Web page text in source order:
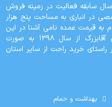
آقابزرگ با بیش از 20 سال سابقه فعالیت در زمینه فروش
در انباری به مساحت پنج هزار
قیمت عمده نامی آشنا در این
عرصه میباشد. فروشگاه اینترنتی آقابزرگ از سال 1398 به صورت
خرید راحت از سایر استان
بهداشت و حمام